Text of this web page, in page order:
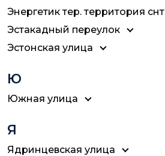
Энергетик тер. территория снт
Эстакадный переулок
Эстонская улица
Ю
Южная улица
Я
Ядринцевская улица